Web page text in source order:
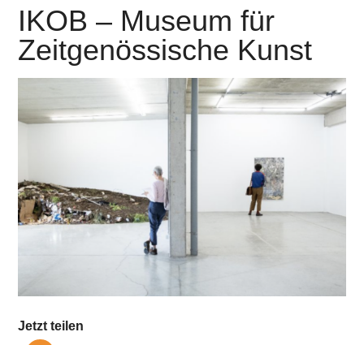
IKOB – Museum für
Zeitgenössische Kunst
Jetzt teilen